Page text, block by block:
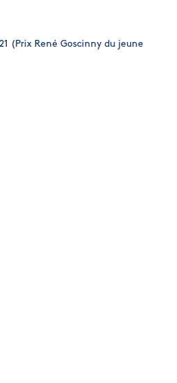
(Prix René Goscinny du jeune